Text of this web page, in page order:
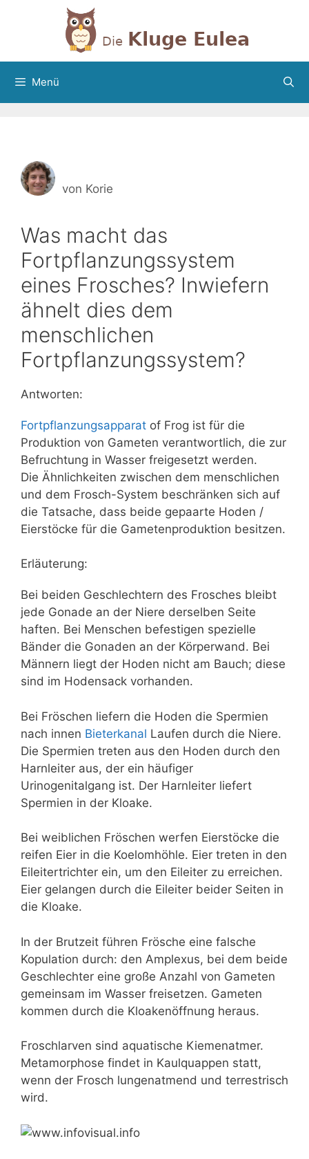
Menü
von Korie
Was macht das
Fortpflanzungssystem
eines Frosches? Inwiefern
ähnelt dies dem
menschlichen
Fortpflanzungssystem?
Antworten:
Fortpflanzungsapparat of Frog ist für die
Produktion von Gameten verantwortlich, die zur
Befruchtung in Wasser freigesetzt werden.
Die Ähnlichkeiten zwischen dem menschlichen
und dem Frosch-System beschränken sich auf
die Tatsache, dass beide gepaarte Hoden /
Eierstöcke für die Gametenproduktion besitzen.
Erläuterung:
Bei beiden Geschlechtern des Frosches bleibt
jede Gonade an der Niere derselben Seite
haften. Bei Menschen befestigen spezielle
Bänder die Gonaden an der Körperwand. Bei
Männern liegt der Hoden nicht am Bauch; diese
sind im Hodensack vorhanden.
Bei Fröschen liefern die Hoden die Spermien
nach innen Bieterkanal Laufen durch die Niere.
Die Spermien treten aus den Hoden durch den
Harnleiter aus, der ein häufiger
Urinogenitalgang ist. Der Harnleiter liefert
Spermien in der Kloake.
Bei weiblichen Fröschen werfen Eierstöcke die
reifen Eier in die Koelomhöhle. Eier treten in den
Eileitertrichter ein, um den Eileiter zu erreichen.
Eier gelangen durch die Eileiter beider Seiten in
die Kloake.
In der Brutzeit führen Frösche eine falsche
Kopulation durch: den Amplexus, bei dem beide
Geschlechter eine große Anzahl von Gameten
gemeinsam im Wasser freisetzen. Gameten
kommen durch die Kloakenöffnung heraus.
Froschlarven sind aquatische Kiemenatmer.
Metamorphose findet in Kaulquappen statt,
wenn der Frosch lungenatmend und terrestrisch
wird.